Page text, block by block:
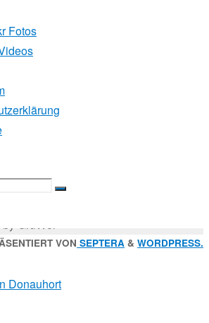
Fotos
Suche
Kit
GruWol
VON SEPTERA & WORDPRESS.